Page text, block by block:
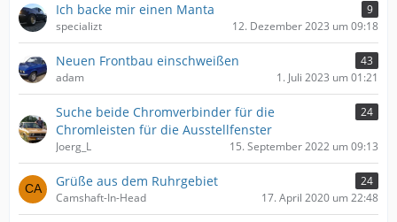
Ich backe mir einen Manta
9
specializt
12. Dezember 2023 um 09:18
Neuen Frontbau einschweißen
43
adam
1. Juli 2023 um 01:21
Suche beide Chromverbinder für die
Chromleisten für die Ausstellfenster
24
Joerg_L 15. September 2022 um 09:13
Grüße aus dem Ruhrgebiet
24
Camshaft-In-Head
17. April 2020 um 22:48